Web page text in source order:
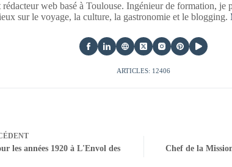
web basé à Toulouse. Ingénieur de formation, je
sur le voyage, la culture, la gastronomie et le blogging.
ARTICLES: 12406
les années 1920 à L'Envol des
Chef de la